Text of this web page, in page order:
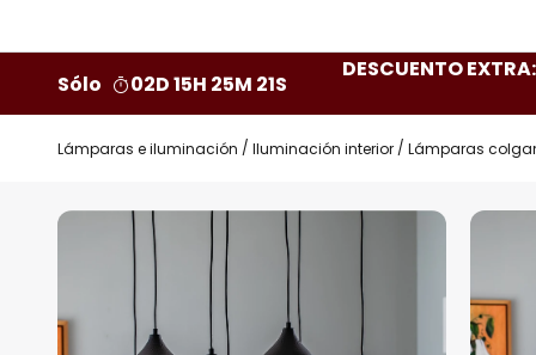
Sólo 02D 15H 25M 20S
DESCUENTO
Lámparas e iluminación Iluminación interior Lámparas
Saltar
de